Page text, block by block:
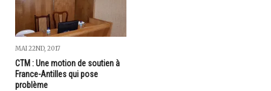
MAI 22ND, 2017
CTM : Une motion de soutien à
France-Antilles qui pose
problème